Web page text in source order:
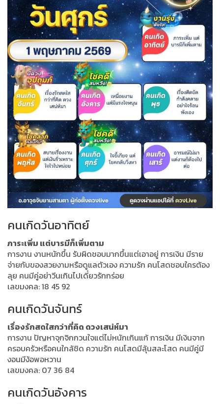
คนเกิดวันอาทิตย์
ภาระเพิ่ม แต่บารมีก็เพิ่มตาม
การงาน งานหนักขึ้น รับผิดชอบมากขึ้นแต่เอาอยู่ การเงิน มีราย
จ่ายกับของสวยงามหรือดูแลตัวเอง ความรัก คนโสดชอบใครต้อง
ลุย คนมีคู่อย่าวีนเกินไปเดี๋ยวรักกร่อย
เลขมงคล: 18 45 92
คนเกิดวันจันทร์
เรื่องรักสดใสกว่าที่คิด ดวงเสน่ห์มา
การงาน ปัญหาจุกจิกกวนใจแต่ไม่หนักเกินแก้ การเงิน มีเงินจาก
ครอบครัวหรือคนใกล้ชิด ความรัก คนโสดมีลุ้นสละโสด คนมีคู่มี
งอนมีง้อพอหวาน
เลขมงคล: 07 36 84
คนเกิดวันอังคาร